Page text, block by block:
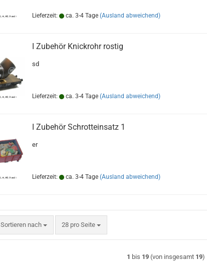
Lieferzeit: ca. 3-4 Tage (Ausland abweichend)
I Zubehör Knickrohr rostig
sd
Lieferzeit: ca. 3-4 Tage (Ausland abweichend)
I Zubehör Schrotteinsatz 1
er
Lieferzeit: ca. 3-4 Tage (Ausland abweichend)
Sortieren nach
Sortieren nach 28 pro Seite
pro Seite
1 bis 19 (von insgesamt 19)